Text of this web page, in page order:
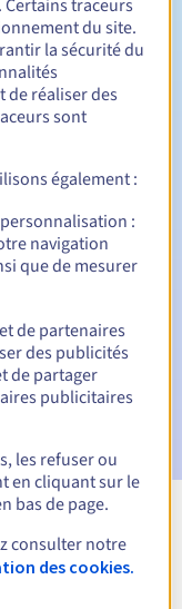
Entre 1 et 9 ans
3 jours avant la
de la
pour
domaine
traceurs
du site.
la sécurité du
de réaliser des
sont
également :
:
navigation
que de mesurer
de partenaires
des publicités
de partager
publicitaires
les refuser ou
en cliquant sur le
bas de page.
consulter notre
des cookies.